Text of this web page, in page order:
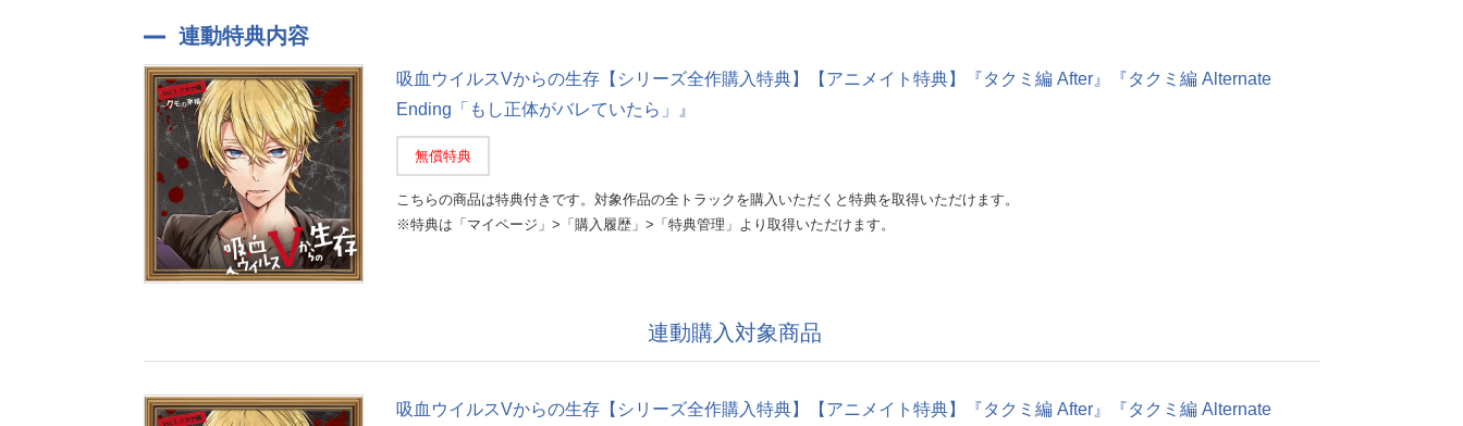
連動特典内容
吸血ウイルスVからの生存【シリーズ全作購入特典】【アニメイト特典】『タクミ編 After』『タクミ編 Alternate
Ending「もし正体がバレていたら」』
無償特典
こちらの商品は特典付きです。対象作品の全トラックを購入いただくと特典を取得いただけます。
※特典は「マイページ」>「購入履歴」>「特典管理」より取得いただけます。
連動購入対象商品
吸血ウイルスVからの生存【シリーズ全作購入特典】【アニメイト特典】『タクミ編 After』『タクミ編 Alternate